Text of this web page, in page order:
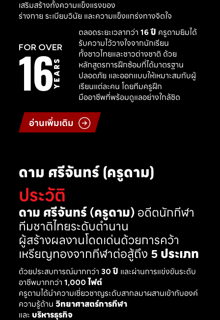
เสริมสร้างทั้งความแข็งแรงของ
ร่างกาย ระเบียบวินัย และความแข็งแกร่งทางจิตใจ
FOR OVER
16YEARS
ตลอดระยะเวลากว่า 16 ปี ครูดามยิมได้
รับความไว้วางใจจากนักเรียน
ทั้งชาวไทยและชาวต่างชาติ ด้วย
หลักสูตรการฝึกซ้อมที่ได้มาตรฐาน
ปลอดภัย และออกแบบให้เหมาะสมกับผู้
เรียนแต่ละคน โดยทีมครูฝึก
มืออาชีพที่พร้อมดูแลอย่างใกล้ชิด
อ่านเพิ่มเติม
ดาม ศรีจันทร์ (ครูดาม)
ประวัติ
ดาม ศรีจันทร์ (ครูดาม)อดีตนักกีฬา
ทีมชาติไทยระดับตำนาน
ผู้สร้างผลงานโดดเด่นด้วยการคว้า
เหรียญทองจากกีฬาต่อสู้ถึง 5 ประเภท
ด้วยประสบการณ์มากกว่า 30 ปี และผ่านการแข่งขันระดับ
อาชีพมากกว่า 1,000 ไฟต์
ครูดามได้นำความเชี่ยวชาญระดับสากลมาผสานเข้ากับองค์
ความรู้ด้าน วิทยาศาสตร์การกีฬา
และ บริหารธุรกิจ